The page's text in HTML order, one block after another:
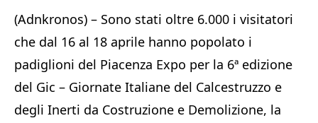
(Adnkronos) – Sono stati oltre 6.000 i visitatori
che dal 16 al 18 aprile hanno popolato i
padiglioni del Piacenza Expo per la 6ª edizione
del Gic – Giornate Italiane del Calcestruzzo e
degli Inerti da Costruzione e Demolizione, la